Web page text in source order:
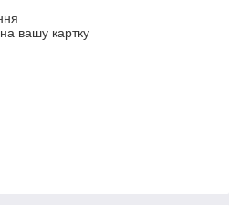
вашу картку